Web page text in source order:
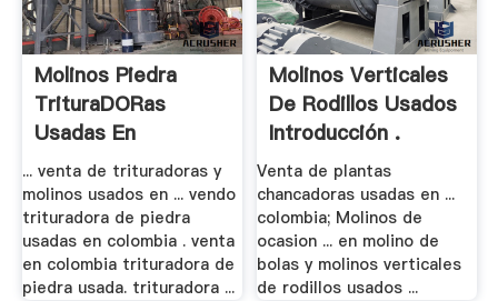
Molinos Piedra
TrituraDORas
Usadas En
Colombia ...
... venta de trituradoras y
molinos usados en ... vendo
trituradora de piedra
usadas en colombia . venta
en colombia trituradora de
piedra usada. trituradora ...
Molinos Verticales
De Rodillos Usados
Introducción .
Venta de plantas
chancadoras usadas en ...
colombia; Molinos de
ocasion ... en molino de
bolas y molinos verticales
de rodillos usados ...